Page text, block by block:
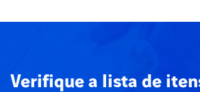
Verifique a lista de